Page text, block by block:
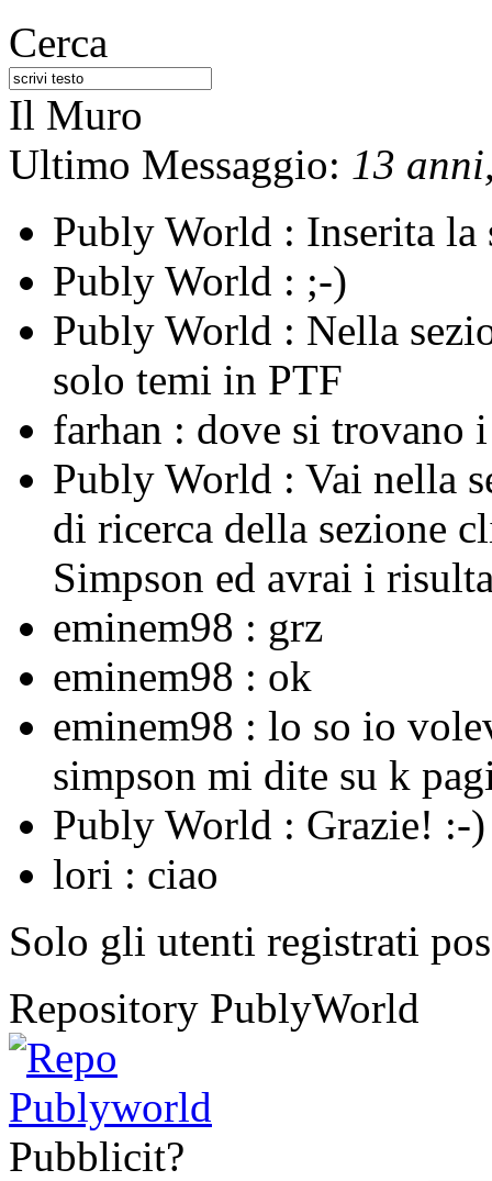
Cerca
Il Muro
Ultimo Messaggio: 13
Publy World : Inserita
Publy World : ;-)
Publy World : Nella
solo temi in PTF
farhan : dove si trovano
Publy World : Vai nella
di ricerca della sezione
Simpson ed avrai i
eminem98 : grz
eminem98 : ok
eminem98 : lo so io
simpson mi dite su k
Publy World : Grazie! :-)
lori : ciao
Solo gli utenti registrati
Repository PublyWorld
Pubblicit?